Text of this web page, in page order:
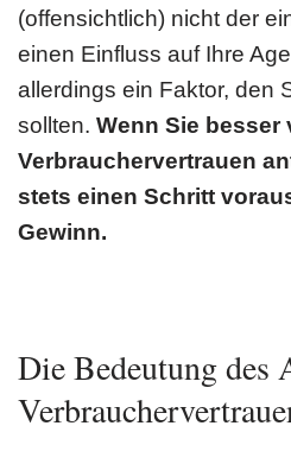
(offensichtlich) nicht der
einen Einfluss auf Ihre
allerdings ein Faktor, den
sollten. Wenn Sie besser
Verbrauchervertrauen
stets einen Schritt
Gewinn.
Die Bedeutung des